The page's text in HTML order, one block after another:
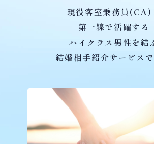
現役客室乗務員(CA)
第一線で活躍する
ハイクラス男性を結
結婚相手紹介サービスで